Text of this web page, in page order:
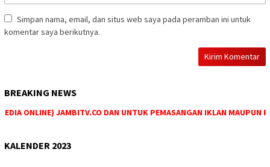
Simpan nama, email, dan situs web saya pada peramban ini untuk
komentar saya berikutnya.
BREAKING NEWS
ONLINE) JAMBITV.CO DAN UNTUK PEMASANGAN IKLAN MAUPUN
KALENDER 2023